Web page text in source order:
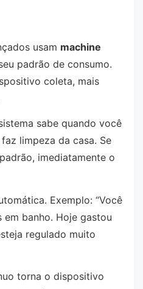
usam machine
padrão de consumo.
coleta, mais
sabe quando você
limpeza da casa. Se
imediatamente o
Exemplo: “Você
banho. Hoje gastou
regulado muito
torna o dispositivo